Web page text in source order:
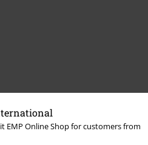
EMP Online Shop for customers from